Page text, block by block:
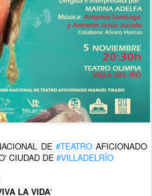
DE #TEATRO AFICIONADO
CIUDAD DE #VILLADELRÍO
LA VIDA